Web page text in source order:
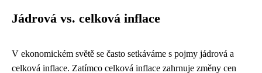
Jádrová vs. celková inflace
V ekonomickém světě se často setkáváme s pojmy jádrová a
celková inflace. Zatímco celková inflace zahrnuje změny cen